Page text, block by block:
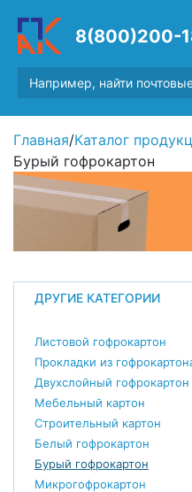
8(800)200-
Главная/Каталог
Бурый гофрокартон
ДРУГИЕ КАТЕГОРИИ
Листовой гофрокартон
Прокладки из
Двухслойный гофрокартон
Мебельный картон
Строительный картон
Белый гофрокартон
Бурый гофрокартон
Микрогофрокартон